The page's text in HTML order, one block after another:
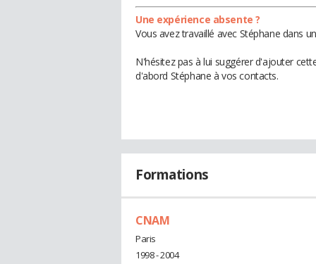
Une expérience absente ?
Vous avez travaillé avec Stéphane dans
N'hésitez pas à lui suggérer d'ajouter
d'abord Stéphane à vos contacts.
Formations
CNAM
Paris
1998 - 2004